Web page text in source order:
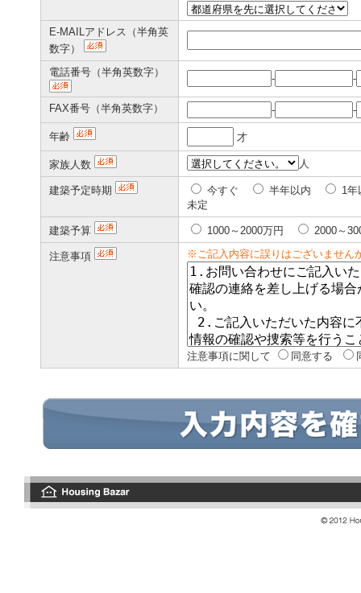
E-MAILアドレス（半角英
数字）
電話番号（半角英数字）
- -
FAX番号（半角英数字） - -
年齢 才
家族人数 人
建築予定時期 今すぐ 半年以内
1年
未定
建築予算 1000～2000万円 2000～
注意事項 ※ご記入内容に誤りはございません
注意事項に関して 同意する